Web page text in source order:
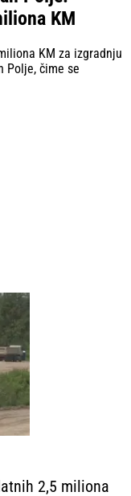
KM
KM za izgradnju
Polje, čime se
2,5 miliona